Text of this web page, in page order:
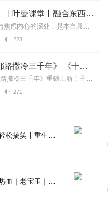
叶曼讲《六祖坛经》丨叶曼课堂丨融合东西国学大师
喧嚣的尘世中，是追逐与焦虑内心的深处，是本自具足的宁静为什么说“菩提自性，本来清净”？为何顿悟不在遥远的庙堂，而在当下的柴米油盐？我们终日寻找的“佛”，究竟在何...
223
知识厨房读中东《耶路撒冷三千年》 《十字军的故事》《奥斯曼帝国与土耳其》人话解读 | 读懂巴以冲突、叙利亚
>>>>全本人话解读《耶路撒冷三千年》重磅上新！主讲人「知识厨房」全新解读，3次奔赴以色列，直击巴以冲突，他经历了什么？又会给我们带来什么？欢迎收听，参与抽奖！...
271